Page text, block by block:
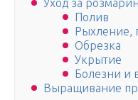
Уход за
Полив
Рыхление,
Обрезка
Укрытие
Болезни и
Выращивание